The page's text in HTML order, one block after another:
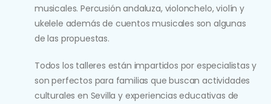
musicales. Percusión andaluza, violonchelo, violín y
ukelele además de cuentos musicales son algunas
de las propuestas.
Todos los talleres están impartidos por especialistas y
son perfectos para familias que buscan actividades
culturales en Sevilla y experiencias educativas de